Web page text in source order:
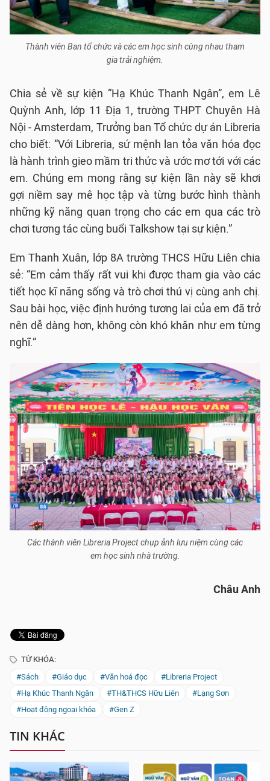
Thành viên Ban tổ chức và các em học sinh cùng nhau tham
gia trải nghiệm.
Chia sẻ về sự kiện “Hạ Khúc Thanh Ngân”, em Lê
Quỳnh Anh, lớp 11 Địa 1, trường THPT Chuyên Hà
Nội - Amsterdam, Trưởng ban Tổ chức dự án Libreria
cho biết: “Với Libreria, sứ mệnh lan tỏa văn hóa đọc
là hành trình gieo mầm tri thức và ước mơ tới với các
em. Chúng em mong rằng sự kiện lần này sẽ khơi
gợi niềm say mê học tập và từng bước hình thành
những kỹ năng quan trọng cho các em qua các trò
chơi tương tác cùng buổi Talkshow tại sự kiện.”
Em Thanh Xuân, lớp 8A trường THCS Hữu Liên chia
sẻ: “Em cảm thấy rất vui khi được tham gia vào các
tiết học kĩ năng sống và trò chơi thú vị cùng anh chị.
Sau bài học, việc định hướng tương lai của em đã trở
nên dễ dàng hơn, không còn khó khăn như em từng
nghĩ.”
Các thành viên Libreria Project chụp ảnh lưu niệm cùng các
em học sinh nhà trường.
Châu Anh
TỪ KHÓA:
#Sách
#Giáo dục #Văn hoá đọc
#Libreria Project
#Hạ Khúc Thanh Ngân
#TH&THCS Hữu Liên
#Lạng Sơn
#Hoạt động ngoại khóa
#Gen Z
TIN KHÁC